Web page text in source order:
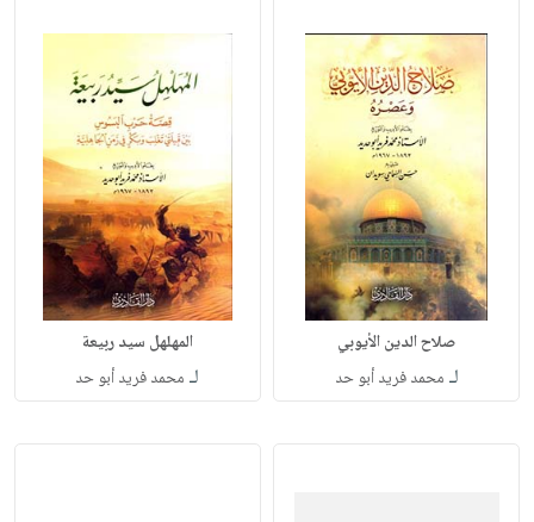
صلاح الدين الأيوبي
لـ محمد فريد أبو حد
المهلهل سيد ربيعة
لـ محمد فريد أبو حد